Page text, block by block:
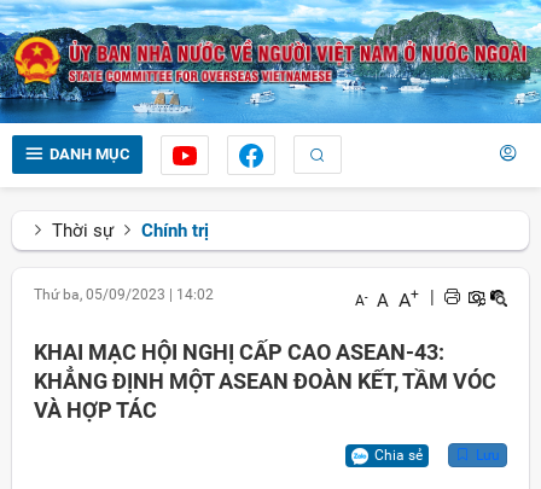
DANH MỤC
Thời sự Chính trị
Thứ ba, 05/09/2023 14:02 A- A A+ |
KHAI MẠC HỘI NGHỊ CẤP CAO ASEAN-43:
KHẲNG ĐỊNH MỘT ASEAN ĐOÀN KẾT, TẦM VÓC
VÀ HỢP TÁC
Chia sẻ Lưu